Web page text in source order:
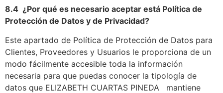
8.4 ¿Por qué es necesario aceptar está Política de
Protección de Datos y de Privacidad?
Este apartado de Política de Protección de Datos para
Clientes, Proveedores y Usuarios le proporciona de un
modo fácilmente accesible toda la información
necesaria para que puedas conocer la tipología de
datos que ELIZABETH CUARTAS PINEDA mantiene